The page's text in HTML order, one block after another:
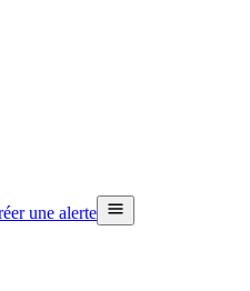
une alerte